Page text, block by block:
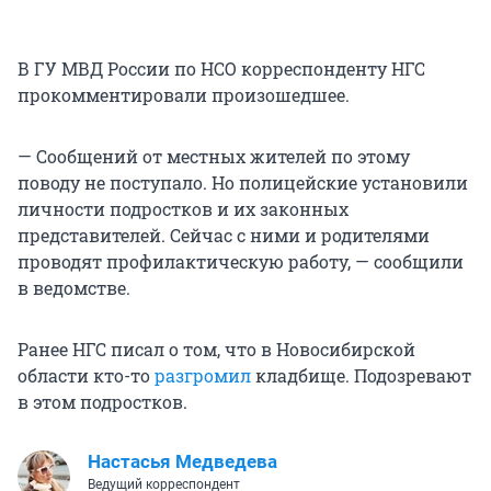
В ГУ МВД России по НСО корреспонденту НГС
прокомментировали произошедшее.
— Сообщений от местных жителей по этому
поводу не поступало. Но полицейские установили
личности подростков и их законных
представителей. Сейчас с ними и родителями
проводят профилактическую работу, — сообщили
в ведомстве.
Ранее НГС писал о том, что в Новосибирской
области кто-торазгромилкладбище. Подозревают
в этом подростков.
Настасья Медведева
Ведущий корреспондент